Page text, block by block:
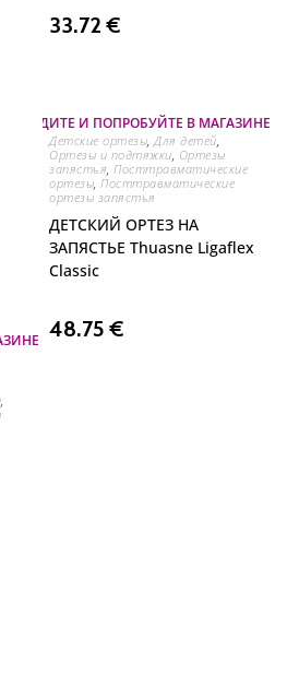
33.72€
НА ОЗЕРЕ
,
И ПОПРОБУЙТЕ В МАГАЗИНЕ
Детские ортезы,Для детей,
Ортезы и подтяжки, Ортезы
запястья,Посттравматические
ортезы,Посттравматические
ортезы запястья
ДЕТСКИЙ ОРТЕЗ НА
ЗАПЯСТЬЕ Thuasne Ligaflex
Classic
48.75€